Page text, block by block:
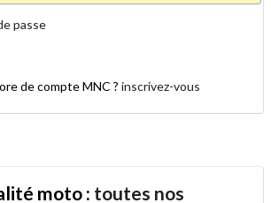
passe
de compte MNC ? inscrivez-vous
moto : toutes nos